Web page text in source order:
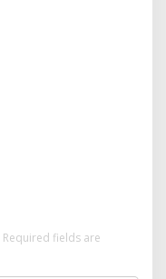
Required fields are